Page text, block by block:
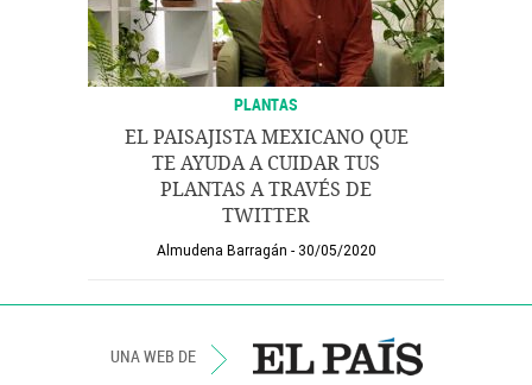
PLANTAS
EL PAISAJISTA MEXICANO QUE
TE AYUDA A CUIDAR TUS
PLANTAS A TRAVÉS DE
TWITTER
Almudena Barragán 30/05/2020
UNA WEB DE